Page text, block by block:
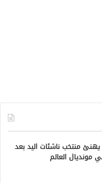
منتخب ناشئات اليد بعد
مونديال العالم